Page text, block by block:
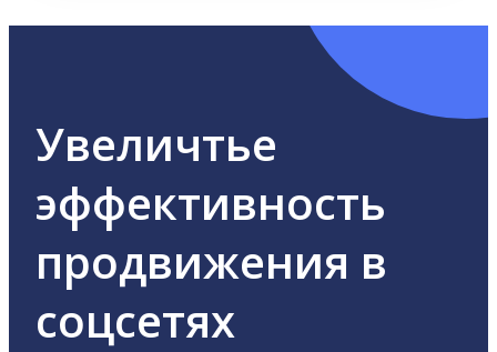
Увеличтье
эффективность
продвижения в
соцсетях